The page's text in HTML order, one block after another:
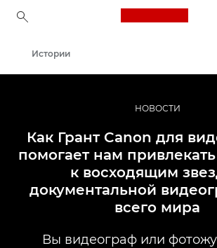
Профессиональная фото- и видеосъемка
Истории
НОВОСТИ
Как Грант Canon для
помогает нам
к восходящим
документальной
всего мира
Вы видеограф или